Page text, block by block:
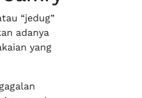
“jedug”
adanya
yang